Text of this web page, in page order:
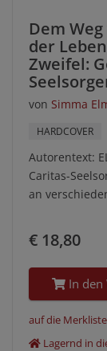
Dem
der
Zweifel:
von Simma
HARDCOVER
Autorentext:
Caritas-
an
€ 18,80
In
auf die Merkliste
Lagernd in